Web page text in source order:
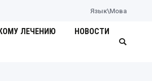
Язык\Мова
ЛЕЧЕНИЮ НОВОСТИ
Поиск: